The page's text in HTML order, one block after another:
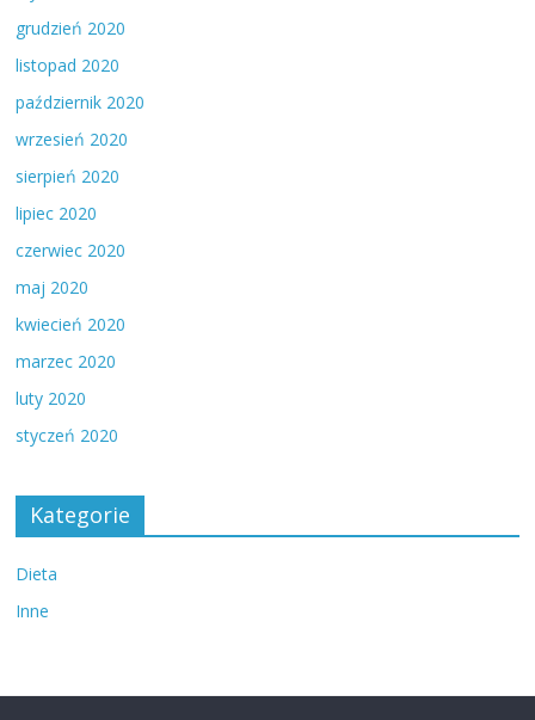
grudzień 2020
listopad 2020
październik 2020
wrzesień 2020
sierpień 2020
lipiec 2020
czerwiec 2020
maj 2020
kwiecień 2020
marzec 2020
luty 2020
styczeń 2020
Kategorie
Dieta
Inne